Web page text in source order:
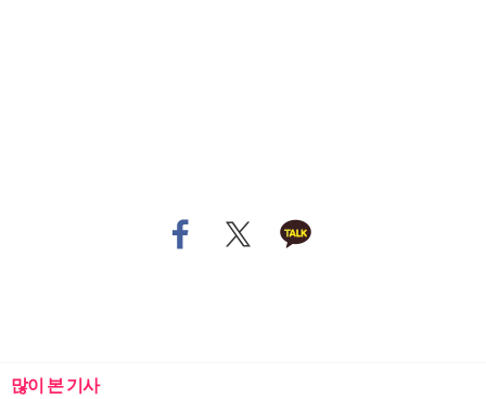
많이 본 기사